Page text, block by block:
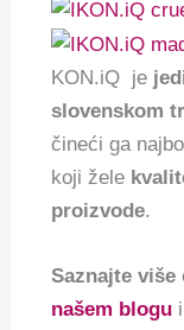
KON.iQ je
slovenskom
čineći ga
koji žele
proizvode.
Saznajte
našem blogu